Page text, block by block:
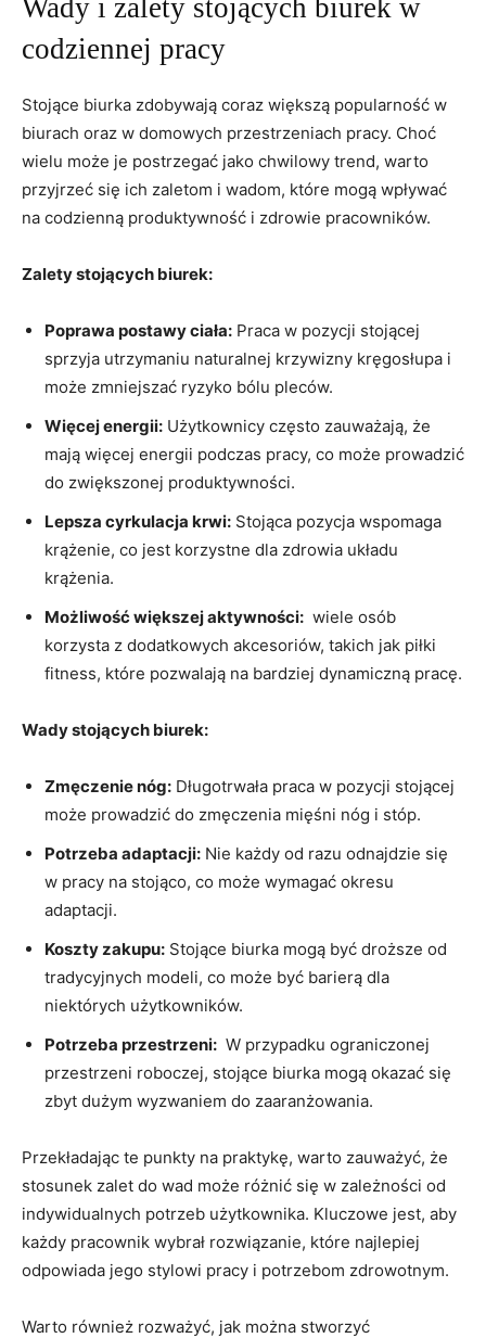
Wady i zalety stojących biurek ⁢w
codziennej pracy
Stojące biurka zdobywają coraz większą popularność w
⁣biurach oraz w ⁢domowych przestrzeniach pracy. Choć
wielu może je postrzegać jako chwilowy trend, warto
przyjrzeć się‍ ich zaletom i wadom, które⁢ mogą ⁤wpływać
na codzienną produktywność⁢ i‌ zdrowie pracowników.
Zalety stojących biurek:
Poprawa postawy ciała: Praca w ‍pozycji stojącej
sprzyja utrzymaniu naturalnej⁣ krzywizny kręgosłupa i
może zmniejszać ryzyko bólu pleców.
Więcej energii: Użytkownicy często zauważają, że⁣
mają więcej energii podczas ⁤pracy, co może ⁤prowadzić
do zwiększonej produktywności.
Lepsza cyrkulacja ⁢krwi: Stojąca pozycja wspomaga
⁣krążenie, co jest korzystne dla ⁢zdrowia układu
krążenia.
Możliwość większej ⁣aktywności: ⁤ wiele osób
korzysta z ⁢dodatkowych‍ akcesoriów,⁤ takich jak piłki
fitness, które pozwalają⁣ na bardziej dynamiczną‍ pracę.
Wady⁤ stojących biurek:
Zmęczenie ⁤nóg: Długotrwała‌ praca w‌ pozycji stojącej
może prowadzić ⁢do⁣ zmęczenia mięśni nóg ​i stóp.
Potrzeba adaptacji: Nie każdy od razu odnajdzie się
w⁢ pracy na stojąco, co może wymagać okresu
adaptacji.
Koszty zakupu: Stojące biurka⁢ mogą‍ być droższe od
tradycyjnych modeli, ⁤co może być barierą dla
⁤niektórych użytkowników.
Potrzeba przestrzeni: ⁢ W przypadku ograniczonej ​
przestrzeni‌ roboczej, stojące ⁤biurka mogą okazać się
zbyt dużym wyzwaniem⁣ do zaaranżowania.
Przekładając te punkty na praktykę, warto ⁣zauważyć, że
stosunek zalet do wad może‌ różnić się w zależności od
indywidualnych ⁤potrzeb użytkownika. Kluczowe jest, aby
każdy pracownik wybrał rozwiązanie, które najlepiej
odpowiada jego stylowi ‌pracy⁢ i potrzebom zdrowotnym.
Warto​ również rozważyć, jak można stworzyć